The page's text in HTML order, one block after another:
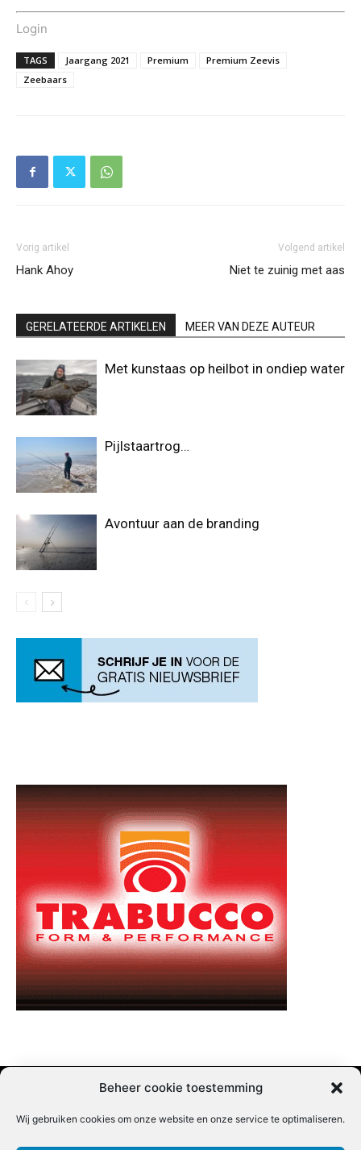
Beheer cookie toestemming
Wij gebruiken cookies om onze website en onze service te optimaliseren.
Login
TAGS Jaargang 2021 Premium
Premium Zeevis
Zeebaars
Vorig artikel
Hank Ahoy
Volgend artikel
Niet te zuinig met aas
GERELATEERDE ARTIKELEN MEER VAN DEZE AUTEUR
Met kunstaas op heilbot in ondiep water
Pijlstaartrog…
Avontuur aan de branding